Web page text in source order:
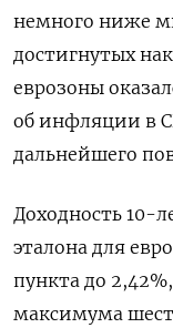
немного ниже
достигнутых
еврозоны
об инфляции в
дальнейшего
Доходность 10-
эталона для
пункта до
максимума